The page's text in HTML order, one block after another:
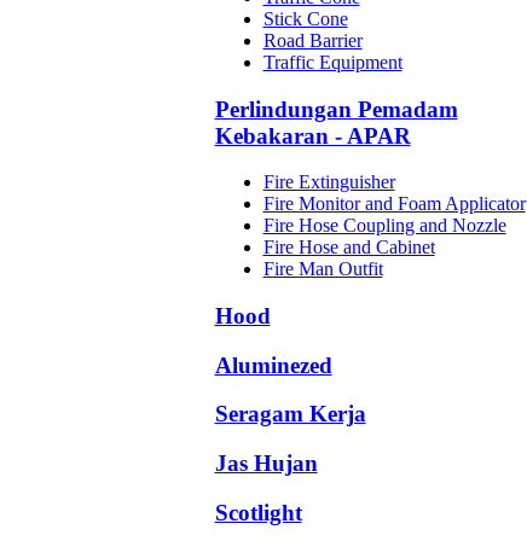
Stick Cone
Road Barrier
Traffic Equipment
Perlindungan Pemadam
Kebakaran - APAR
Fire Extinguisher
Fire Monitor and Foam Applicator
Fire Hose Coupling and Nozzle
Fire Hose and Cabinet
Fire Man Outfit
Hood
Aluminezed
Seragam Kerja
Jas Hujan
Scotlight